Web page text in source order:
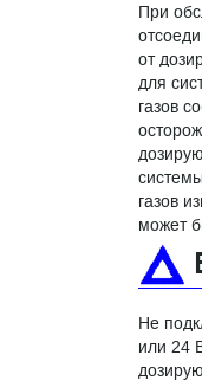
При
от
для
газов
газов
может
Не
или 24